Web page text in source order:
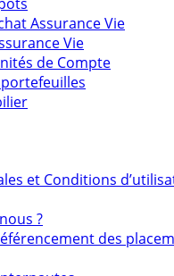
Assurance Vie
Vie
de Compte
et Conditions
?
des